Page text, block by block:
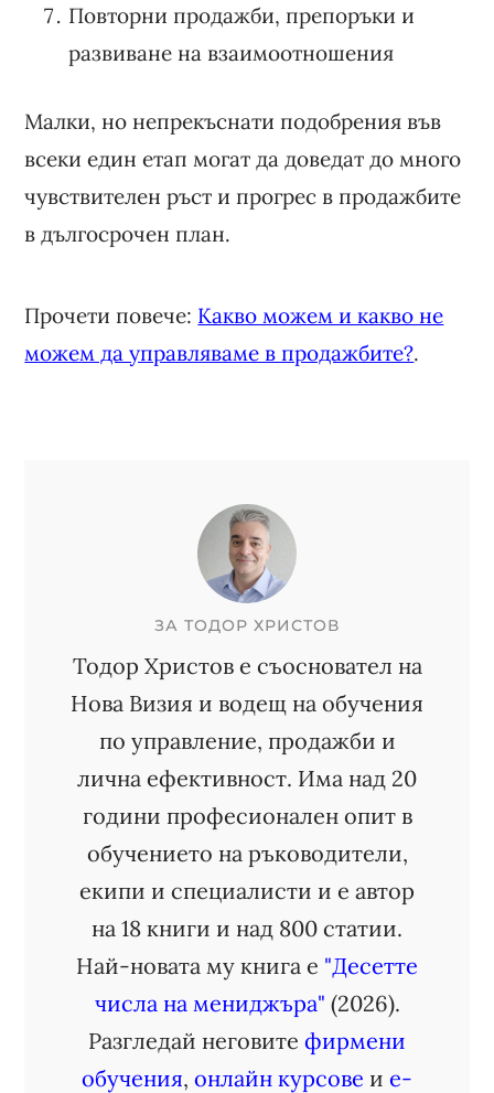
Повторни продажби, препоръки и
развиване на взаимоотношения
Малки, но непрекъснати подобрения във
всеки един етап могат да доведат до много
чувствителен ръст и прогрес в продажбите
в дългосрочен план.
Прочети повече: Какво можем и какво не
можем да управляваме в продажбите?.
ЗА ТОДОР ХРИСТОВ
Тодор Христов е съосновател на
Нова Визия и водещ на обучения
по управление, продажби и
лична ефективност. Има над 20
години професионален опит в
обучението на ръководители,
екипи и специалисти и е автор
на 18 книги и над 800 статии.
Най-новата му книга е "Десетте
числа на мениджъра" (2026).
Разгледай неговите фирмени
обучения, онлайн курсове и е-